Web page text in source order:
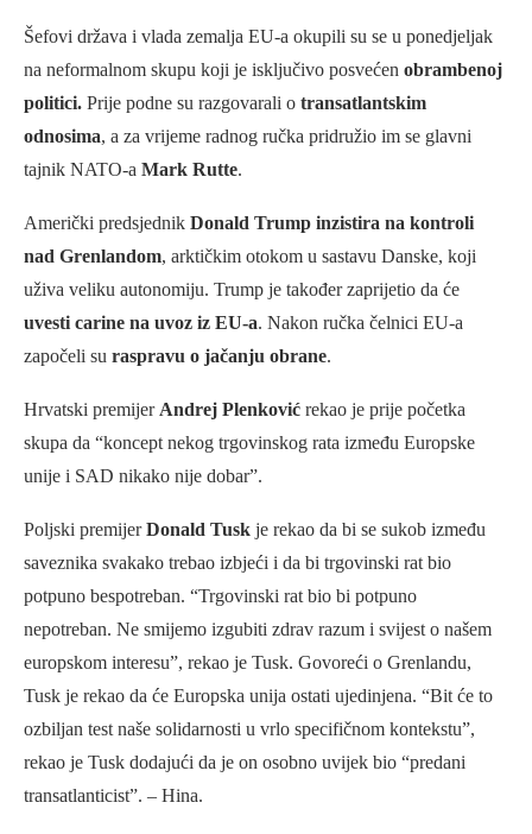
Šefovi država i vlada zemalja EU-a okupili su se u ponedjeljak
na neformalnom skupu koji je isključivo posvećen obrambenoj
politici. Prije podne su razgovarali o transatlantskim
odnosima, a za vrijeme radnog ručka pridružio im se glavni
tajnik NATO-a Mark Rutte.
Američki predsjednik Donald Trump inzistira na kontroli
nad Grenlandom, arktičkim otokom u sastavu Danske, koji
uživa veliku autonomiju. Trump je također zaprijetio da će
uvesti carine na uvoz iz EU-a. Nakon ručka čelnici EU-a
započeli su raspravu o jačanju obrane.
Hrvatski premijer Andrej Plenković rekao je prije početka
skupa da “koncept nekog trgovinskog rata između Europske
unije i SAD nikako nije dobar”.
Poljski premijerDonald Tusk je rekao da bi se sukob između
saveznika svakako trebao izbjeći i da bi trgovinski rat bio
potpuno bespotreban. “Trgovinski rat bio bi potpuno
nepotreban. Ne smijemo izgubiti zdrav razum i svijest o našem
europskom interesu”, rekao je Tusk. Govoreći o Grenlandu,
Tusk je rekao da će Europska unija ostati ujedinjena. “Bit će to
ozbiljan test naše solidarnosti u vrlo specifičnom kontekstu”,
rekao je Tusk dodajući da je on osobno uvijek bio “predani
transatlanticist”. – Hina.